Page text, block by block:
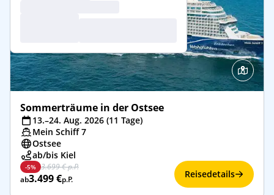
Sommerträume in der Ostsee
13.–24. Aug. 2026 (11 Tage)
Mein Schiff 7
Ostsee
ab/bis Kiel
-5% 3.699 € p.P.
ab3.499 €p.P. Reisedetails